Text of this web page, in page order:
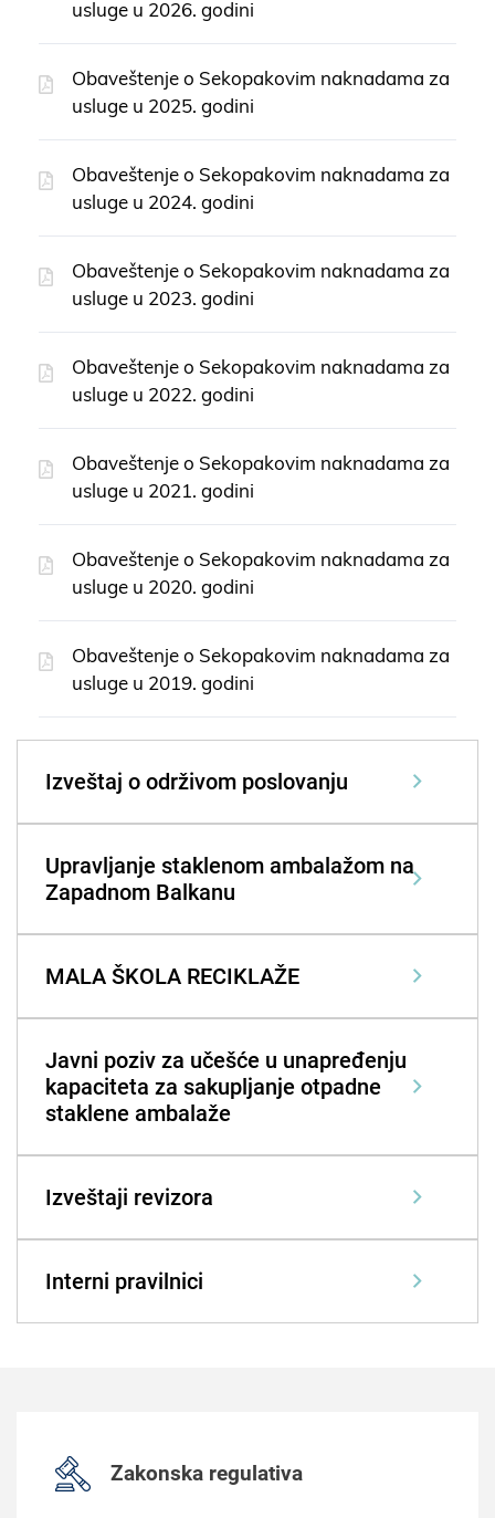
usluge u 2026. godini
Obaveštenje o Sekopakovim naknadama za
usluge u 2025. godini
Obaveštenje o Sekopakovim naknadama za
usluge u 2024. godini
Obaveštenje o Sekopakovim naknadama za
usluge u 2023. godini
Obaveštenje o Sekopakovim naknadama za
usluge u 2022. godini
Obaveštenje o Sekopakovim naknadama za
usluge u 2021. godini
Obaveštenje o Sekopakovim naknadama za
usluge u 2020. godini
Obaveštenje o Sekopakovim naknadama za
usluge u 2019. godini
Izveštaj o održivom poslovanju
Upravljanje staklenom ambalažom na
Zapadnom Balkanu
MALA ŠKOLA RECIKLAŽE
Javni poziv za učešće u unapređenju
kapaciteta za sakupljanje otpadne
staklene ambalaže
Izveštaji revizora
Interni pravilnici
Zakonska regulativa